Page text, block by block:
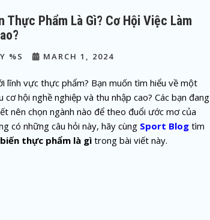
Thực Phẩm Là Gì? Cơ Hội Việc Làm
%S MARCH 1, 2024
lĩnh vực thực phẩm? Bạn muốn tìm hiểu về một
cơ hội nghề nghiệp và thu nhập cao? Các bạn đang
nên chọn ngành nào để theo đuổi ước mơ của
có những câu hỏi này, hãy cùng Sport Blog tìm
thực phẩm là gìtrong bài viết này.